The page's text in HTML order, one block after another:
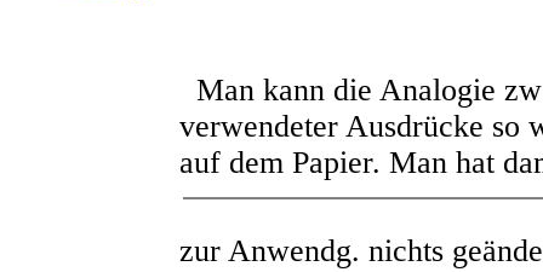
Man kann die Analogie
verwendeter Ausdrücke so
auf dem Papier. Man hat
zur Anwendg. nichts